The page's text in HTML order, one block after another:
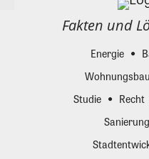
Fakten und
Energie
Wohnungsbau
Studie
Recht
Sanierung